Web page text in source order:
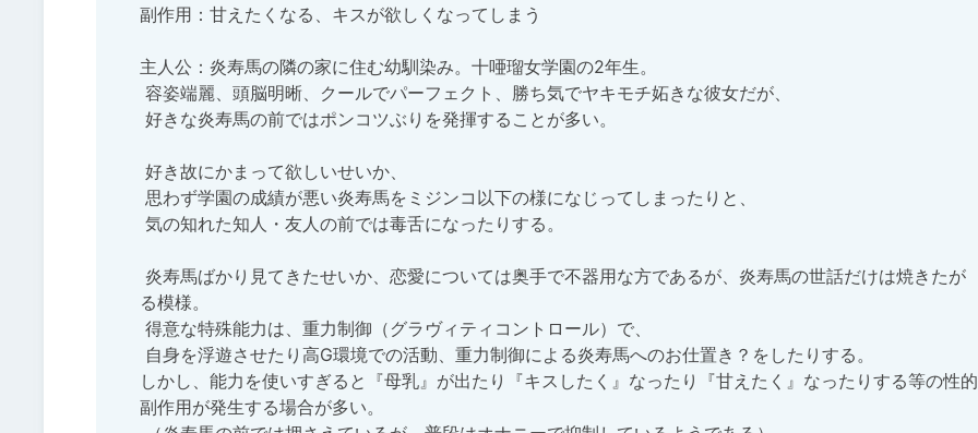
副作用：甘えたくなる、キスが欲しくなってしまう
主人公：炎寿馬の隣の家に住む幼馴染み。十唖瑠女学園の2年生。
る模様。
しかし、能力を使いすぎると『母乳』が出たり『キスしたく』なったり『甘えたく』なったりする等の性的
副作用が発生する場合が多い。